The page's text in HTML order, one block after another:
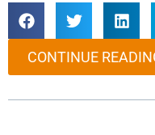
CONTINUE